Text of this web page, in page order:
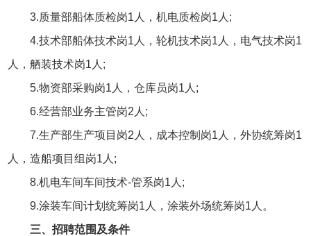
3.质量部船体质检岗1人，机电质检岗1人;
4.技术部船体技术岗1人，轮机技术岗1人，电气技术岗1
人，舾装技术岗1人;
5.物资部采购岗1人，仓库员岗1人;
6.经营部业务主管岗2人;
7.生产部生产项目岗2人，成本控制岗1人，外协统筹岗1
人，造船项目组岗1人;
8.机电车间车间技术-管系岗1人;
9.涂装车间计划统筹岗1人，涂装外场统筹岗1人。
三、招聘范围及条件